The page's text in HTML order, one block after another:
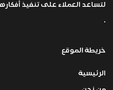
لتساعد العملاء على تنفيذ
.
خريطة الموقع
الرئيسية